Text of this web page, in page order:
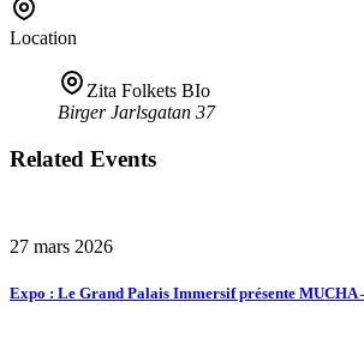
Location
Zita Folkets BIo
Birger Jarlsgatan 37
Related Events
27 mars 2026
Expo : Le Grand Palais Immersif présente MUCHA